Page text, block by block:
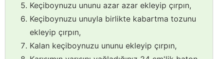
Keçiboynuzu ununu azar azar ekleyip çırpın,
Keçiboynuzu unuyla birlikte kabartma tozunu
ekleyip çırpın,
Kalan keçiboynuzu ununu ekleyip çırpın,